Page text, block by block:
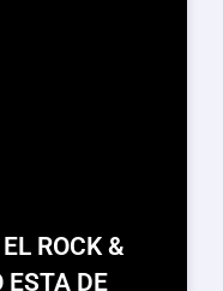
ROCK &
ESTA DE